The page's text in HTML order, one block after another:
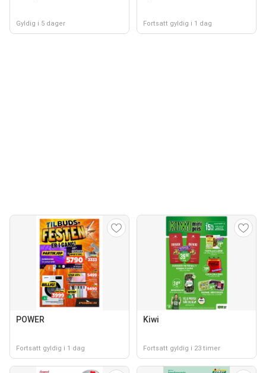
Gyldig i 5 dager Fortsatt gyldig i 1 dag
POWER
Fortsatt gyldig i 1 dag
Kiwi
Fortsatt gyldig i 23 timer